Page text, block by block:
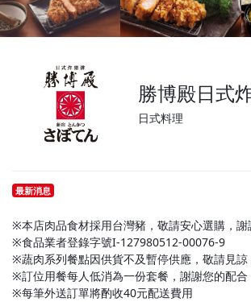
勝博殿日式
日式料理
最新消息
※本店肉品食材採用台灣豬，敬請安心選購，謝
※食品業者登錄字號I-127980512-00076-9
※蔬肉系列餐點因供貨不及暫停供應，敬請見諒
※訂位用餐每人低消為一份套餐，謝謝您的配合
※每筆外送訂單將酌收40元配送費用